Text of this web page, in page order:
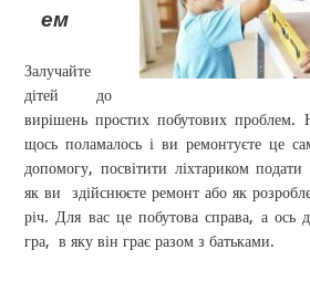
ем
Залучайте
дітей до
вирішень простих побутових проблем.
щось поламалось і ви ремонтуєте це
допомогу, посвітити ліхтариком подати
як ви здійснюєте ремонт або як
річ. Для вас це побутова справа, а ось
гра, в яку він грає разом з батьками.